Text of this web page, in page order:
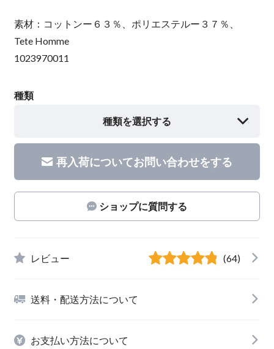
素材：コットンー６３％、ポリエステルー３７％、
Tete Homme
1023970011
種類
種類を選択する
再入荷についてお問い合わせをする
ショップに質問する
レビュー (64)
送料・配送方法について
お支払い方法について